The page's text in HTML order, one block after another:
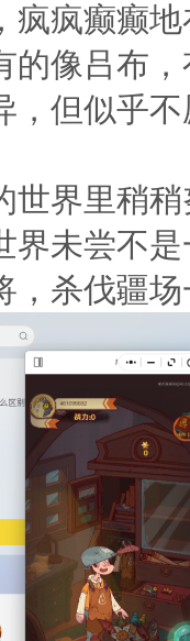
疯疯癫癫
的像吕布
，但似乎
界里稍稍
界未尝不
，杀伐疆